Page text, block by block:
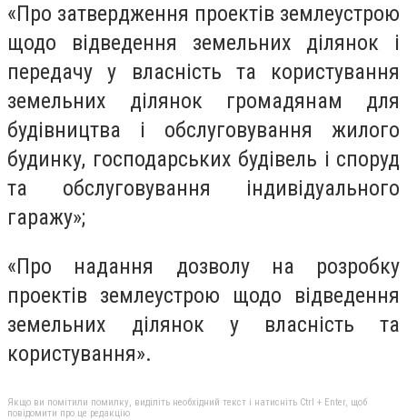
«Про затвердження проектів землеустрою
щодо відведення земельних ділянок і
передачу у власність та користування
земельних ділянок громадянам для
будівництва і обслуговування жилого
будинку, господарських будівель і споруд
та обслуговування індивідуального
гаражу»;
«Про надання дозволу на розробку
проектів землеустрою щодо відведення
земельних ділянок у власність та
користування».
Якщо ви помітили помилку, виділіть необхідний текст і натисніть Ctrl + Enter, щоб
повідомити про це редакцію